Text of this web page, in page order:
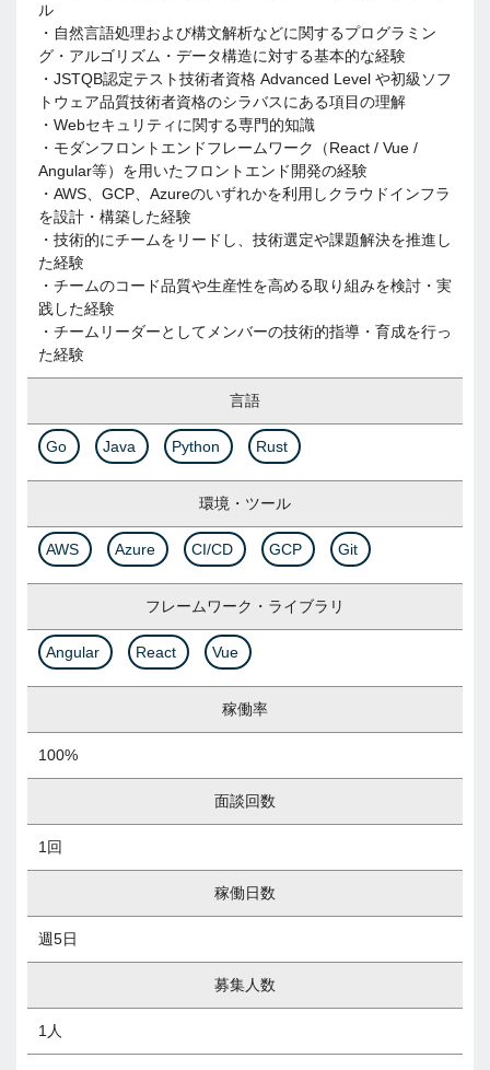
ル
・自然言語処理および構文解析などに関するプログラミン
グ・アルゴリズム・データ構造に対する基本的な経験
・JSTQB認定テスト技術者資格 Advanced Level や初級ソフ
トウェア品質技術者資格のシラバスにある項目の理解
・Webセキュリティに関する専門的知識
・モダンフロントエンドフレームワーク（React / Vue /
Angular等）を用いたフロントエンド開発の経験
・AWS、GCP、Azureのいずれかを利用しクラウドインフラ
を設計・構築した経験
・技術的にチームをリードし、技術選定や課題解決を推進し
た経験
・チームのコード品質や生産性を高める取り組みを検討・実
践した経験
・チームリーダーとしてメンバーの技術的指導・育成を行っ
た経験
言語
Go Java Python Rust
環境・ツール
AWS Azure CI/CD GCP Git
フレームワーク・ライブラリ
Angular React Vue
稼働率
100%
面談回数
1回
稼働日数
週5日
募集人数
1人